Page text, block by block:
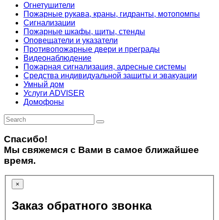
Огнетушители
Пожарные рукава, краны, гидранты, мотопомпы
Сигнализации
Пожарные шкафы, щиты, стенды
Оповещатели и указатели
Противопожарные двери и преграды
Видеонаблюдение
Пожарная сигнализация, адресные системы
Средства индивидуальной защиты и эвакуации
Умный дом
Услуги ADVISER
Домофоны
Спасибо!
Мы свяжемся с Вами в самое ближайшее
время.
×
Заказ обратного звонка